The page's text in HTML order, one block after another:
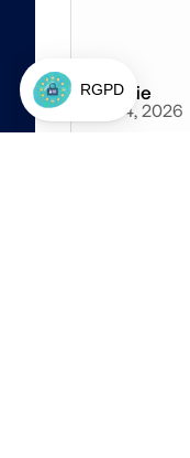
Amélie
Jun 4, 2026